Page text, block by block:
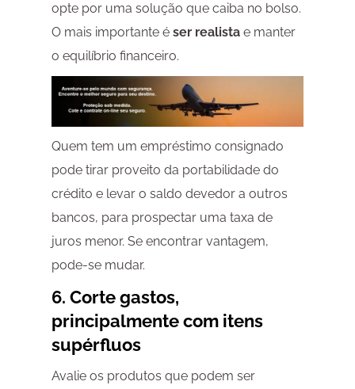
opte por uma solução que caiba no bolso.
O mais importante é ser realistae manter
o equilíbrio financeiro.
Quem tem um empréstimo consignado
pode tirar proveito da portabilidade do
crédito e levar o saldo devedor a outros
bancos, para prospectar uma taxa de
juros menor. Se encontrar vantagem,
pode-se mudar.
6. Corte gastos,
principalmente com itens
supérfluos
Avalie os produtos que podem ser